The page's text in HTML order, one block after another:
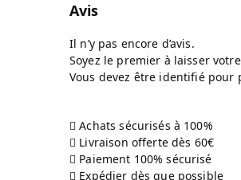
Avis
Il n’y pas encore d’avis.
Soyez le premier à laisser
Vous devez être identifiépour
Achats sécurisés à 100%
Livraison offerte dès 60€
Paiement 100% sécurisé
Expédier dès que possible